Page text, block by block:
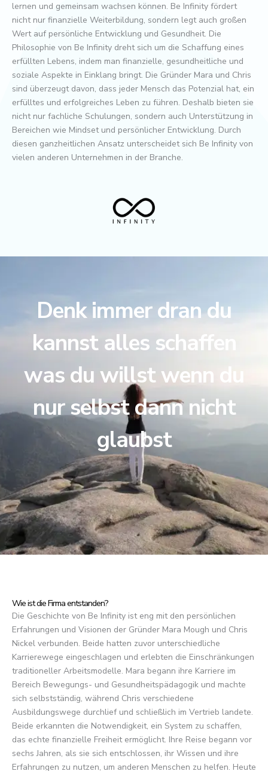
lernen und gemeinsam wachsen können. Be Infinity fördert
nicht nur finanzielle Weiterbildung, sondern legt auch großen
Wert auf persönliche Entwicklung und Gesundheit. Die
Philosophie von Be Infinity dreht sich um die Schaffung eines
erfüllten Lebens, indem man finanzielle, gesundheitliche und
soziale Aspekte in Einklang bringt. Die Gründer Mara und Chris
sind überzeugt davon, dass jeder Mensch das Potenzial hat, ein
erfülltes und erfolgreiches Leben zu führen. Deshalb bieten sie
nicht nur fachliche Schulungen, sondern auch Unterstützung in
Bereichen wie Mindset und persönlicher Entwicklung. Durch
diesen ganzheitlichen Ansatz unterscheidet sich Be Infinity von
vielen anderen Unternehmen in der Branche.
Denk immer dran du
kannst alles schaffen
was du willst wenn du
nur selbst dann nicht
glaubst
Wie ist die Firma entstanden?
Die Geschichte von Be Infinity ist eng mit den persönlichen
Erfahrungen und Visionen der Gründer Mara Mough und Chris
Nickel verbunden. Beide hatten zuvor unterschiedliche
Karrierewege eingeschlagen und erlebten die Einschränkungen
traditioneller Arbeitsmodelle. Mara begann ihre Karriere im
Bereich Bewegungs- und Gesundheitspädagogik und machte
sich selbstständig, während Chris verschiedene
Ausbildungswege durchlief und schließlich im Vertrieb landete.
Beide erkannten die Notwendigkeit, ein System zu schaffen,
das echte finanzielle Freiheit ermöglicht. Ihre Reise begann vor
sechs Jahren, als sie sich entschlossen, ihr Wissen und ihre
Erfahrungen zu nutzen, um anderen Menschen zu helfen. Heute